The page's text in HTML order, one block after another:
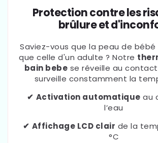
Protection contre les
brûlure et
Saviez-vous que la peau de
que celle d'un adulte ? Notre
bain bebe se réveille au
surveille constamment la
✔ Activation automatique au
l’eau
✔ Affichage LCD clair de la
°C